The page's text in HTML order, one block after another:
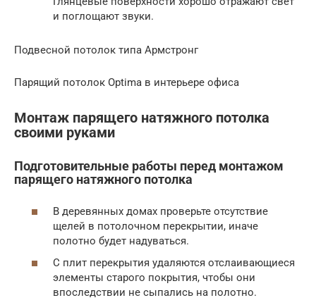
и поглощают звуки.
Подвесной потолок типа Армстронг
Парящий потолок Optima в интерьере офиса
Монтаж парящего натяжного потолка
своими руками
Подготовительные работы перед монтажом
парящего натяжного потолка
В деревянных домах проверьте отсутствие
щелей в потолочном перекрытии, иначе
полотно будет надуваться.
С плит перекрытия удаляются отслаивающиеся
элементы старого покрытия, чтобы они
впоследствии не сыпались на полотно.